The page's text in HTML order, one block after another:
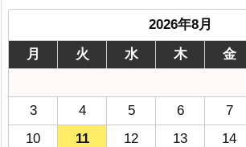
2026年8月
月
火 水 木 金
3
4 5 6 7
10
11 12 13 14